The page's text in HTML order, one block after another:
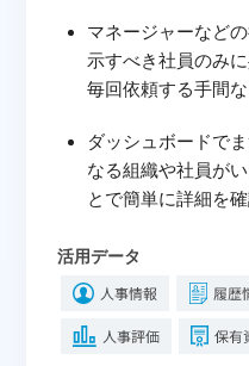
マネージャーなど
示すべき社員のみ
毎回依頼する手間
ダッシュボードで
なる組織や社員が
とで簡単に詳細を
活用データ